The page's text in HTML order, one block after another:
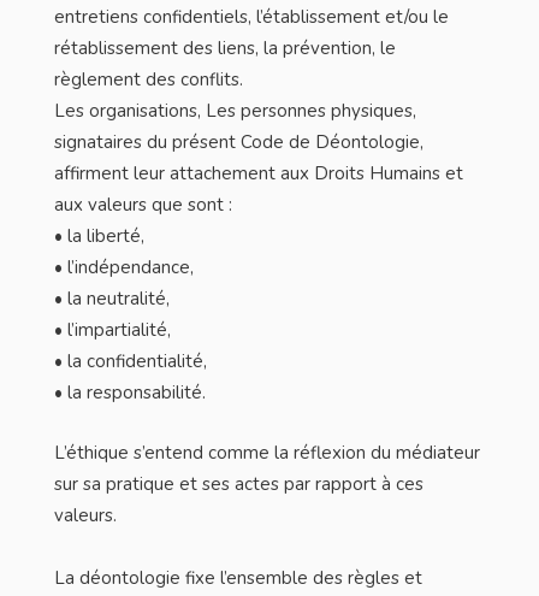
entretiens confidentiels, l’établissement et/ou le
rétablissement des liens, la prévention, le
règlement des conflits.
Les organisations, Les personnes physiques,
signataires du présent Code de Déontologie,
affirment leur attachement aux Droits Humains et
aux valeurs que sont :
• la liberté,
• l’indépendance,
• la neutralité,
• l’impartialité,
• la confidentialité,
• la responsabilité.
L’éthique s’entend comme la réflexion du médiateur
sur sa pratique et ses actes par rapport à ces
valeurs.
La déontologie fixe l’ensemble des règles et